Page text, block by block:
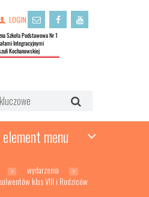
LOGIN
menu
wydarzenia
klas VIII i Rodziców